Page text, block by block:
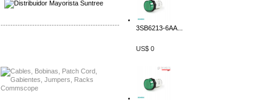
------------------------------------------------- 3SB6213-6AA...
US$ 0